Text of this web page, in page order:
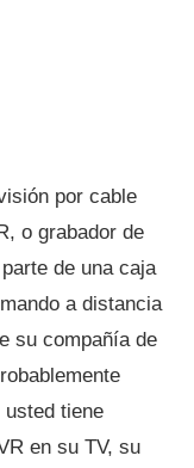
por cable
o grabador de
de una caja
a distancia
su compañía de
tiene
en su TV, su